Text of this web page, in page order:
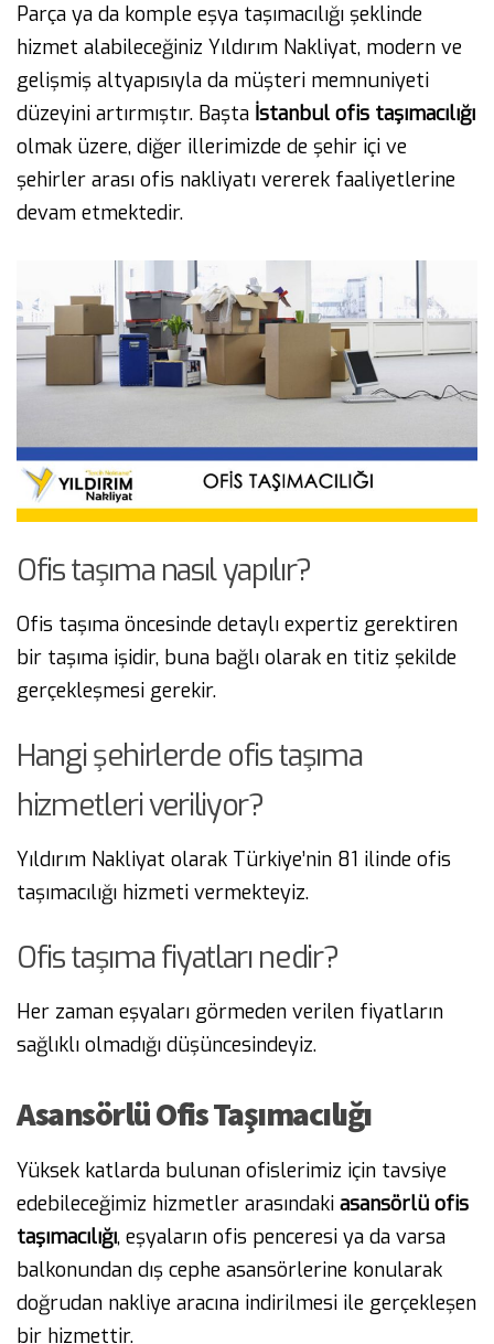
Parça ya da komple eşya taşımacılığı şeklinde
hizmet alabileceğiniz Yıldırım Nakliyat, modern ve
gelişmiş altyapısıyla da müşteri memnuniyeti
düzeyini artırmıştır. Başta İstanbul ofis taşımacılığı
olmak üzere, diğer illerimizde de şehir içi ve
şehirler arası ofis nakliyatı vererek faaliyetlerine
devam etmektedir.
Ofis taşıma nasıl yapılır?
Ofis taşıma öncesinde detaylı expertiz gerektiren
bir taşıma işidir, buna bağlı olarak en titiz şekilde
gerçekleşmesi gerekir.
Hangi şehirlerde ofis taşıma
hizmetleri veriliyor?
Yıldırım Nakliyat olarak Türkiye’nin 81 ilinde ofis
taşımacılığı hizmeti vermekteyiz.
Ofis taşıma fiyatları nedir?
Her zaman eşyaları görmeden verilen fiyatların
sağlıklı olmadığı düşüncesindeyiz.
Asansörlü Ofis Taşımacılığı
Yüksek katlarda bulunan ofislerimiz için tavsiye
edebileceğimiz hizmetler arasındaki asansörlü ofis
taşımacılığı, eşyaların ofis penceresi ya da varsa
balkonundan dış cephe asansörlerine konularak
doğrudan nakliye aracına indirilmesi ile gerçekleşen
bir hizmettir.